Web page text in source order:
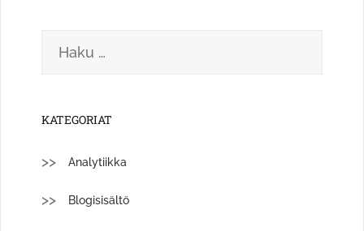
KATEGORIAT
Analytiikka
Blogisisältö